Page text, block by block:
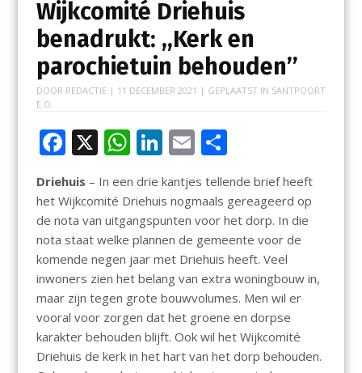
Wijkcomité Driehuis
benadrukt: ,,Kerk en
parochietuin behouden’’
DOOR REDACTIE | 11 DECEMBER 2021 | GEPLAATST IN SANTPOORT
E.O.
F
ac
e
b
o
o
k
X W
h
at
s
A
p
p
Li
n
k
e
dI
n
E
m
ai
l
D
el
e
n
Driehuis – In een drie kantjes tellende brief heeft
het Wijkcomité Driehuis nogmaals gereageerd op
de nota van uitgangspunten voor het dorp. In die
nota staat welke plannen de gemeente voor de
komende negen jaar met Driehuis heeft. Veel
inwoners zien het belang van extra woningbouw in,
maar zijn tegen grote bouwvolumes. Men wil er
vooral voor zorgen dat het groene en dorpse
karakter behouden blijft. Ook wil het Wijkcomité
Driehuis de kerk in het hart van het dorp behouden.